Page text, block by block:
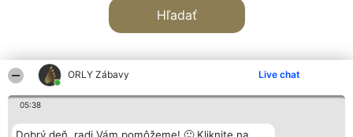
ORLY Zábavy Live chat
05:38
Hľadať
Organizátor hodnotenia Hodnotenie Kontakt